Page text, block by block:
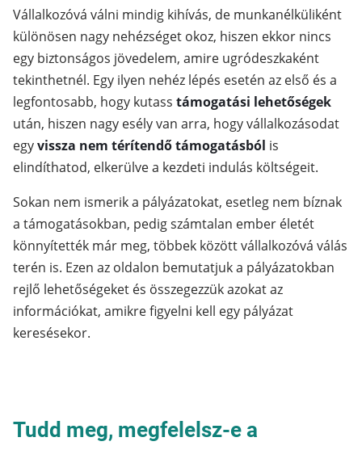
Vállalkozóvá válni mindig kihívás, de munkanélküliként
különösen nagy nehézséget okoz, hiszen ekkor nincs
egy biztonságos jövedelem, amire ugródeszkaként
tekinthetnél. Egy ilyen nehéz lépés esetén az első és a
legfontosabb, hogy kutass támogatási lehetőségek
után, hiszen nagy esély van arra, hogy vállalkozásodat
egyvissza nem térítendő támogatásból is
elindíthatod, elkerülve a kezdeti indulás költségeit.
Sokan nem ismerik a pályázatokat, esetleg nem bíznak
a támogatásokban, pedig számtalan ember életét
könnyítették már meg, többek között vállalkozóvá válás
terén is. Ezen az oldalon bemutatjuk a pályázatokban
rejlő lehetőségeket és összegezzük azokat az
információkat, amikre figyelni kell egy pályázat
keresésekor.
Tudd meg, megfelelsz-e a